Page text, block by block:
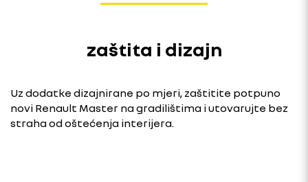
zaštita i dizajn
Uz dodatke dizajnirane po mjeri, zaštitite potpuno
novi Renault Master na gradilištima i utovarujte bez
straha od oštećenja interijera.